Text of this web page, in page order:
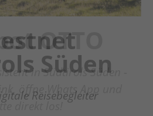
OTTO
in Südtirols Süden -
öffne Whats App und
direkt los!
Süden
Reisebegleiter